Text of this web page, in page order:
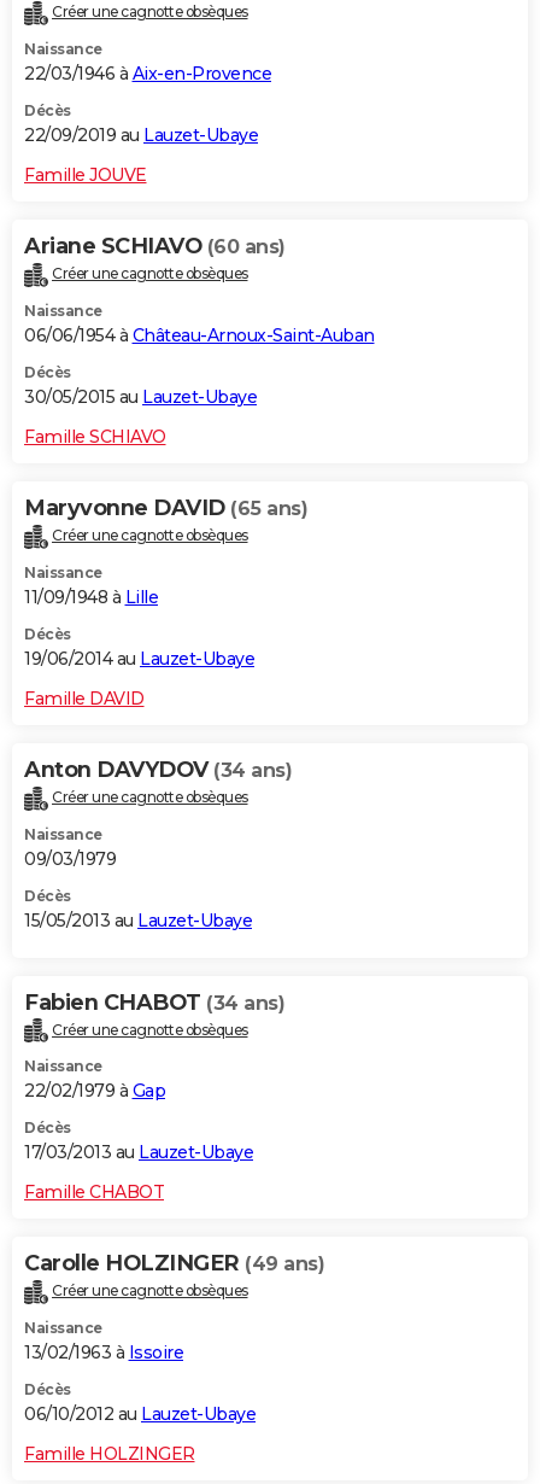
Créer une cagnotte obsèques
Naissance
22/03/1946 à Aix-en-Provence
Décès
22/09/2019 au Lauzet-Ubaye
Famille JOUVE
Ariane SCHIAVO (60 ans)
Créer une cagnotte obsèques
Naissance
06/06/1954 à Château-Arnoux-Saint-Auban
Décès
30/05/2015 au Lauzet-Ubaye
Famille SCHIAVO
Maryvonne DAVID (65 ans)
Créer une cagnotte obsèques
Naissance
11/09/1948 à Lille
Décès
19/06/2014 au Lauzet-Ubaye
Famille DAVID
Anton DAVYDOV (34 ans)
Créer une cagnotte obsèques
Naissance
09/03/1979
Décès
15/05/2013 au Lauzet-Ubaye
Fabien CHABOT (34 ans)
Créer une cagnotte obsèques
Naissance
22/02/1979 à Gap
Décès
17/03/2013 au Lauzet-Ubaye
Famille CHABOT
Carolle HOLZINGER (49 ans)
Créer une cagnotte obsèques
Naissance
13/02/1963 à Issoire
Décès
06/10/2012 au Lauzet-Ubaye
Famille HOLZINGER